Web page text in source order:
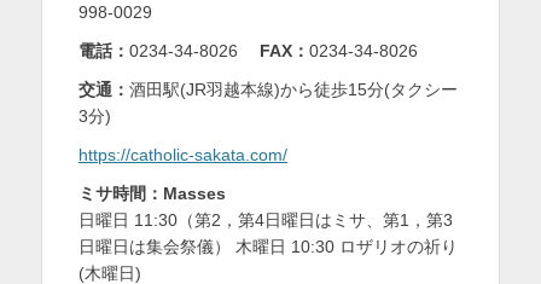
998-0029
電話： 0234-34-8026 FAX： 0234-34-8026
交通： 酒田駅(JR羽越本線)から徒歩15分(タクシー
3分)
https://catholic-sakata.com/
ミサ時間：Masses
日曜日 11:30（第2，第4日曜日はミサ、第1，第3
日曜日は集会祭儀） 木曜日 10:30 ロザリオの祈り
(木曜日)